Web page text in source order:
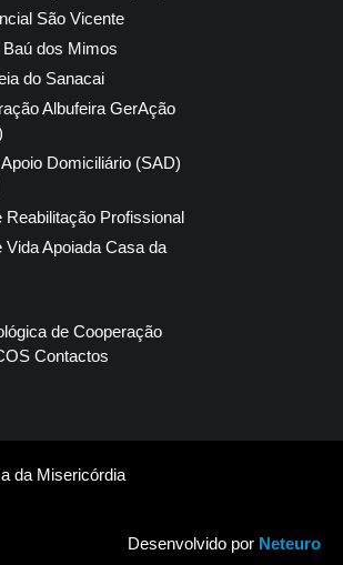
São Vicente
Baú dos Mimos
do Sanacai
Albufeira GerAção
Domiciliário (SAD)
Reabilitação Profissional
Vida Apoiada Casa da
de Cooperação
Contactos
da Misericórdia
Desenvolvido por Neteuro